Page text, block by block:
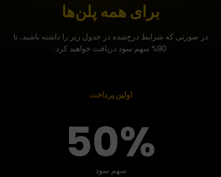
برای همه پلن‌ها
در صورتی که شرایط درج‌شده در جدول زیر را داشته باشید، تا
90% سهم سود دریافت خواهید کرد.
اولین پرداخت
50%
سهم سود